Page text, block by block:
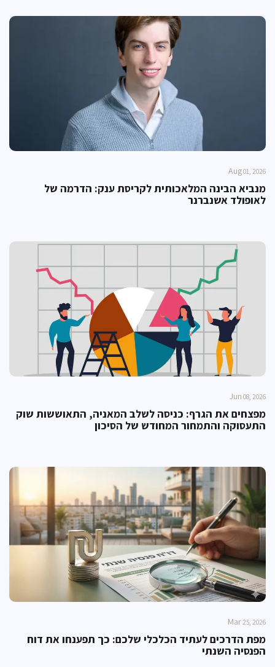
Aug01, 2026
מנביא הבינה המלאכותית לקריסת ענק: הדרמה של
לאופולד אשנברנר
Jun 08, 2026
מפצחים את הגרף: כניסה לשלב המאניה, התאוששות שוק
התעסוקה והתמחור המחודש של הסיכון
Mar 25, 2026
מפת הדרכים לעתיד הכלכלי שלכם: כך תפענחו את דוח
הפנסיה השנתי